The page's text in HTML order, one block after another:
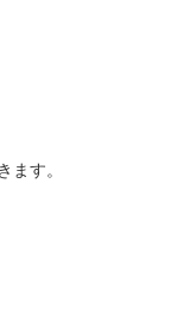
ます。